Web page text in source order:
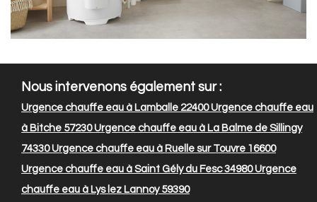
Nous intervenons également sur :
Urgence chauffe eau à Lamballe 22400Urgence chauffe eau
à Bitche 57230Urgence chauffe eau à La Balme de Sillingy
74330Urgence chauffe eau à Ruelle sur Touvre 16600
Urgence chauffe eau à Saint Gély du Fesc 34980Urgence
chauffe eau à Lys lez Lannoy 59390